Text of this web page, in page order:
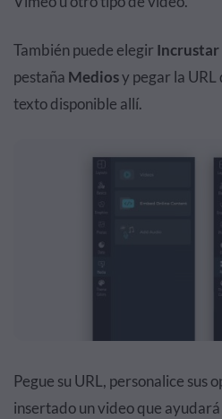
También puede elegir
pestaña Mediosy pegar la
texto disponible allí.
Pegue su URL, personalice sus
insertado un video que